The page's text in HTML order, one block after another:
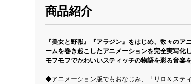
商品紹介
『美女と野獣』『アラジン』をはじめ、数々の
ームを巻き起こしたアニメーションを完全実写化
モフモフでかわいいスティッチの物語を彩る音楽
◆アニメーション版でもおなじみ、「リロ＆ステ